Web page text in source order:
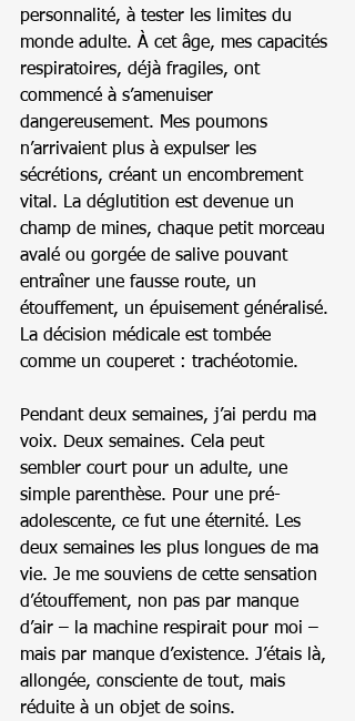
personnalité, à tester les limites du
monde adulte. À cet âge, mes capacités
respiratoires, déjà fragiles, ont
commencé à s’amenuiser
dangereusement. Mes poumons
n’arrivaient plus à expulser les
sécrétions, créant un encombrement
vital. La déglutition est devenue un
champ de mines, chaque petit morceau
avalé ou gorgée de salive pouvant
entraîner une fausse route, un
étouffement, un épuisement généralisé.
La décision médicale est tombée
comme un couperet : trachéotomie.
Pendant deux semaines, j’ai perdu ma
voix. Deux semaines. Cela peut
sembler court pour un adulte, une
simple parenthèse. Pour une pré-
adolescente, ce fut une éternité. Les
deux semaines les plus longues de ma
vie. Je me souviens de cette sensation
d’étouffement, non pas par manque
d’air – la machine respirait pour moi –
mais par manque d’existence. J’étais là,
allongée, consciente de tout, mais
réduite à un objet de soins.